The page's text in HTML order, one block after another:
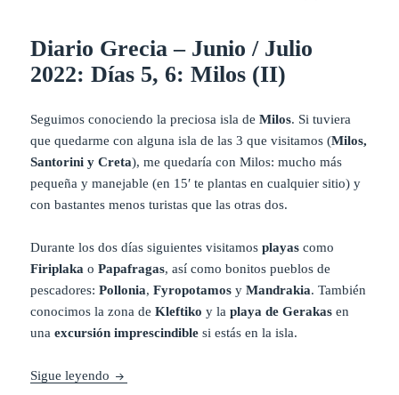
Diario Grecia – Junio / Julio
2022: Días 5, 6: Milos (II)
Seguimos conociendo la preciosa isla deMilos. Si tuviera
que quedarme con alguna isla de las 3 que visitamos (Milos,
Santorini y Creta), me quedaría con Milos: mucho más
pequeña y manejable (en 15′ te plantas en cualquier sitio) y
con bastantes menos turistas que las otras dos.
Durante los dos días siguientes visitamosplayas como
Firiplaka oPapafragas, así como bonitos pueblos de
pescadores:Pollonia,Fyropotamos yMandrakia. También
conocimos la zona deKleftiko y laplaya de Gerakas en
unaexcursión imprescindiblesi estás en la isla.
Sigue leyendo Diario Grecia – Junio / Julio 2022: Días 5, 6: